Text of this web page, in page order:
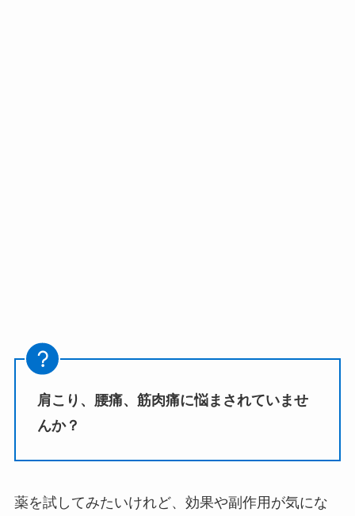
肩こり、腰痛、筋肉痛に悩まされていませ
んか？
薬を試してみたいけれど、効果や副作用が気にな